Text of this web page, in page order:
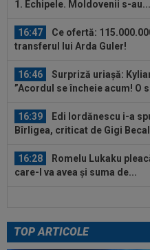
1. Echipele. Moldovenii s-au...
16:47
Ce ofertă:
transferul lui Arda Guler!
16:46
Surpriză uriașă:
”Acordul se încheie acum! O
16:39
Edi Iordănescu i-a
Bîrligea, criticat de Gigi
16:28
Romelu Lukaku
care-l va avea și suma de...
FCSB a luat decizia
17:06 LIVE VIDEO&SCORE
TOP ARTICOLE